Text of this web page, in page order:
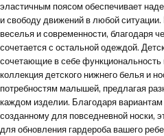
эластичным поясом обеспечивает
и свободу движений в любой
веселья и современности, благодаря
сочетается с остальной одеждой.
сочетающие в себе функциональность
коллекция детского нижнего белья и
потребностям малышей, предлагая
каждом изделии. Благодаря
созданному для повседневной носки,
для обновления гардероба вашего